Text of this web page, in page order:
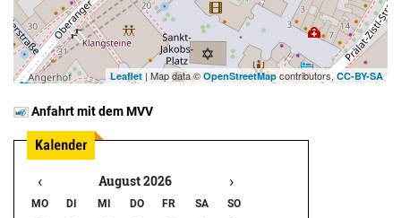
Leaflet | Map data © OpenStreetMapcontributors,CC-BY-SA
Anfahrt mit dem MVV
‹ August 2026 ›
MO DI MI DO FR SA
SO